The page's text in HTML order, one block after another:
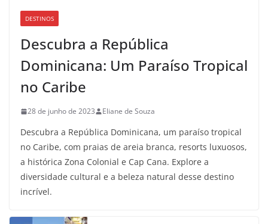
DESTINOS
Descubra a República
Dominicana: Um Paraíso Tropical
no Caribe
28 de junho de 2023 Eliane de Souza
Descubra a República Dominicana, um paraíso tropical
no Caribe, com praias de areia branca, resorts luxuosos,
a histórica Zona Colonial e Cap Cana. Explore a
diversidade cultural e a beleza natural desse destino
incrível.